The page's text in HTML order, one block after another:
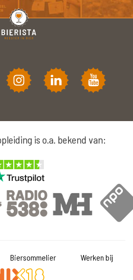
is o.a. bekend van:
Biersommelier Werken bij